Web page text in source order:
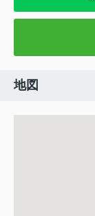
地図